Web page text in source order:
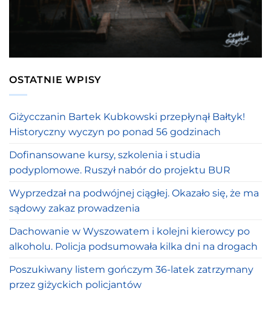
OSTATNIE WPISY
Giżycczanin Bartek Kubkowski przepłynął Bałtyk!
Historyczny wyczyn po ponad 56 godzinach
Dofinansowane kursy, szkolenia i studia
podyplomowe. Ruszył nabór do projektu BUR
Wyprzedzał na podwójnej ciągłej. Okazało się, że ma
sądowy zakaz prowadzenia
Dachowanie w Wyszowatem i kolejni kierowcy po
alkoholu. Policja podsumowała kilka dni na drogach
Poszukiwany listem gończym 36-latek zatrzymany
przez giżyckich policjantów